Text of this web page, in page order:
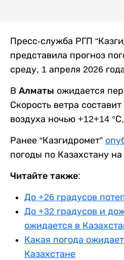
Пресс-служба РГП
представила прогноз
среду, 1 апреля 2026
В Алматы ожидается
Скорость ветра
воздуха ночью +12+14
Ранее “Казгидромет”
погоды по Казахстану
Читайте также:
До +26 градусов
До +32 градусов и
ожидается в
Какая погода
Казахстане